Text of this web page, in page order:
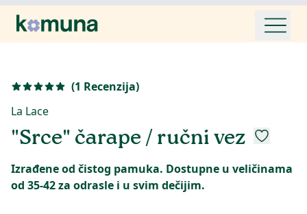
(1 Recenzija)
La Lace
"Srce" čarape / ručni vez
Izrađene od čistog pamuka. Dostupne u veličinama
od 35-42 za odrasle i u svim dečijim.